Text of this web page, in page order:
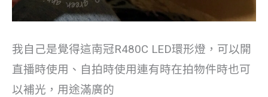
我自己是覺得這南冠R480C LED環形燈，可以開
直播時使用、自拍時使用連有時在拍物件時也可
以補光，用途滿廣的